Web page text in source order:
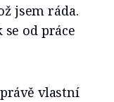
jsem ráda.
od práce
vlastní